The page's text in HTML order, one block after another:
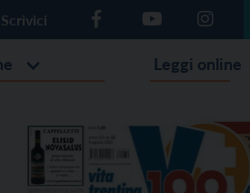
Scrivici
Leggi online